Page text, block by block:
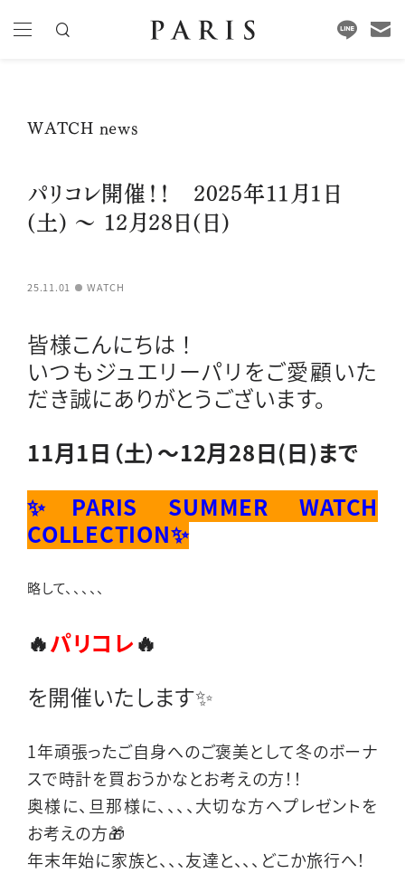
WATCH news
パリコレ開催！！ 2025年11月1日
(土) ～ 12月28日(日)
25.11.01 WATCH
皆様こんにちは ！
いつもジュエリーパリをご愛顧いた
だき誠にありがとうございます。
11月1日（土）～12月28日(日)まで
✨PARIS SUMMER WATCH
COLLECTION✨
略して、、、、、
🔥パリコレ🔥
を開催いたします✨
1年頑張ったご自身へのご褒美として冬のボーナ
スで時計を買おうかなとお考えの方！！
奥様に、旦那様に、、、、大切な方へプレゼントを
お考えの方🎁
年末年始に家族と、、、友達と、、、どこか旅行へ！